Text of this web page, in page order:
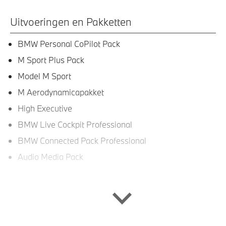
Uitvoeringen en Pakketten
BMW Personal CoPilot Pack
M Sport Plus Pack
Model M Sport
M Aerodynamicapakket
High Executive
BMW Live Cockpit Professional
BMW Connected Pack Professional
Audio Media Pack